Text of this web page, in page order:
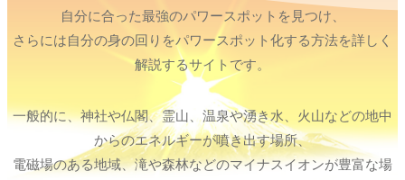
自分に合った最強のパワースポットを見つけ、
さらには自分の身の回りをパワースポット化する方法を詳しく
解説するサイトです。
一般的に、神社や仏閣、霊山、温泉や湧き水、火山などの地中
からのエネルギーが噴き出す場所、
電磁場のある地域、滝や森林などのマイナスイオンが豊富な場